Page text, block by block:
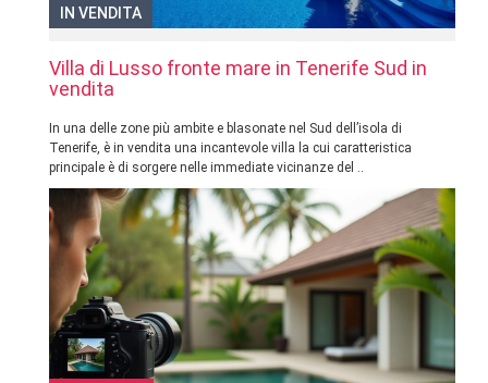
IN VENDITA
Villa di Lusso fronte mare in Tenerife Sud in
vendita
In una delle zone più ambite e blasonate nel Sud dell’isola di
Tenerife, è in vendita una incantevole villa la cui caratteristica
principale è di sorgere nelle immediate vicinanze del ..